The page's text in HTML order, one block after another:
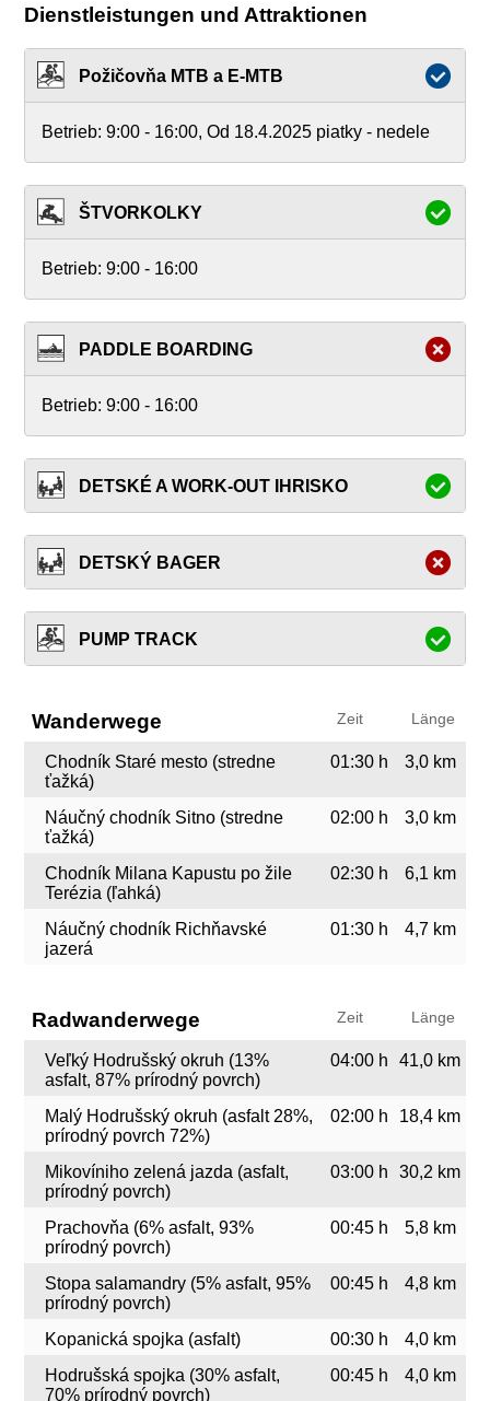
Dienstleistungen und Attraktionen
Požičovňa MTB a E-MTB
Betrieb: 9:00 - 16:00, Od 18.4.2025 piatky - nedele
ŠTVORKOLKY
Betrieb: 9:00 - 16:00
PADDLE BOARDING
Betrieb: 9:00 - 16:00
DETSKÉ A WORK-OUT IHRISKO
DETSKÝ BAGER
PUMP TRACK
Wanderwege Zeit Länge
Chodník Staré mesto (stredne
ťažká)
01:30 h 3,0 km
Náučný chodník Sitno (stredne
ťažká)
02:00 h 3,0 km
Chodník Milana Kapustu po žile
Terézia (ľahká)
02:30 h 6,1 km
Náučný chodník Richňavské
jazerá
01:30 h 4,7 km
Radwanderwege Zeit Länge
Veľký Hodrušský okruh (13%
asfalt, 87% prírodný povrch)
04:00 h 41,0 km
Malý Hodrušský okruh (asfalt 28%,
prírodný povrch 72%)
02:00 h 18,4 km
Mikovíniho zelená jazda (asfalt,
prírodný povrch)
03:00 h 30,2 km
Prachovňa (6% asfalt, 93%
prírodný povrch)
00:45 h 5,8 km
Stopa salamandry (5% asfalt, 95%
prírodný povrch)
00:45 h 4,8 km
Kopanická spojka (asfalt) 00:30 h
4,0 km
Hodrušská spojka (30% asfalt,
70% prírodný povrch)
00:45 h 4,0 km